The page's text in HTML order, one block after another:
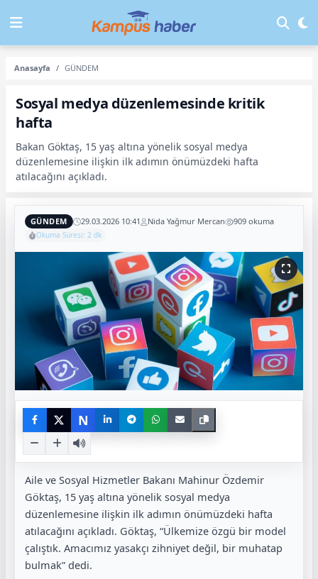
Anasayfa GÜNDEM
Sosyal medya düzenlemesinde kritik
hafta
Bakan Göktaş, 15 yaş altına yönelik sosyal medya
düzenlemesine ilişkin ilk adımın önümüzdeki hafta
atılacağını açıkladı.
GÜNDEM 29.03.2026 10:41 Nida Yağmur Mercan 909 okuma
Okuma Süresi: 2 dk
N
Aile ve Sosyal Hizmetler Bakanı Mahinur Özdemir
Göktaş, 15 yaş altına yönelik sosyal medya
düzenlemesine ilişkin ilk adımın önümüzdeki hafta
atılacağını açıkladı. Göktaş, “Ülkemize özgü bir model
çalıştık. Amacımız yasakçı zihniyet değil, bir muhatap
bulmak” dedi.